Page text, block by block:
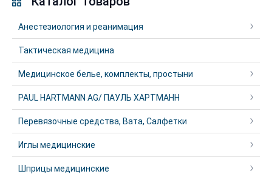
Анестезиология и реанимация
Тактическая медицина
Медицинское белье, комплекты, простыни
PAUL HARTMANN AG/ ПАУЛЬ ХАРТМАНН
Перевязочные средства, Вата, Салфетки
Иглы медицинские
Шприцы медицинские